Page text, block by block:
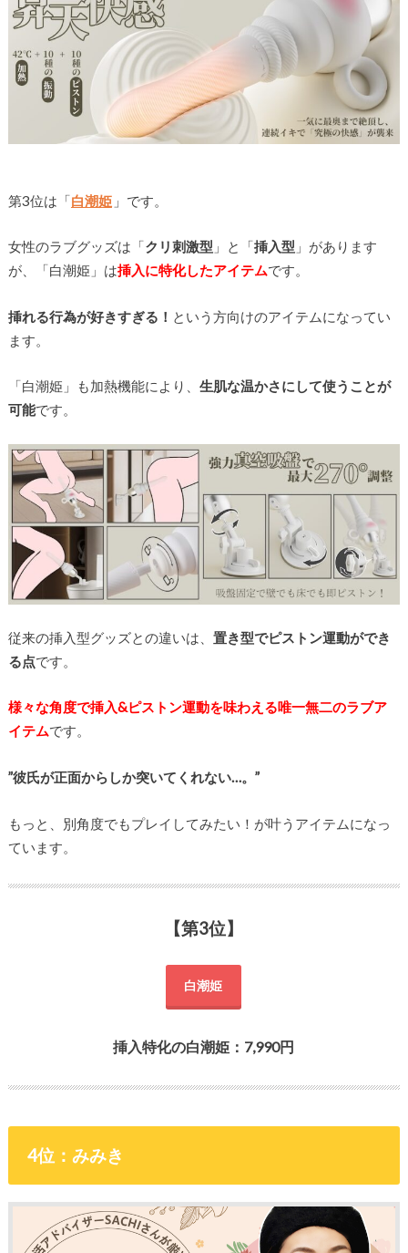
第3位は「白潮姫 」です。
女性のラブグッズは「クリ刺激型 」と「挿入型 」があります
が、「白潮姫」は挿入に特化したアイテムです。
挿れる行為が好きすぎる！ という方向けのアイテムになってい
ます。
「白潮姫」も加熱機能により、 生肌な温かさにして使うことが
可能です。
従来の挿入型グッズとの違いは、 置き型でピストン運動ができ
る点です。
様々な角度で挿入&ピストン運動を味わえる唯一無二のラブア
イテムです。
”彼氏が正面からしか突いてくれない…。”
もっと、別角度でもプレイしてみたい！が叶うアイテムになっ
ています。
【第3位】
白潮姫
挿入特化の白潮姫：7,990円
4位：みみき